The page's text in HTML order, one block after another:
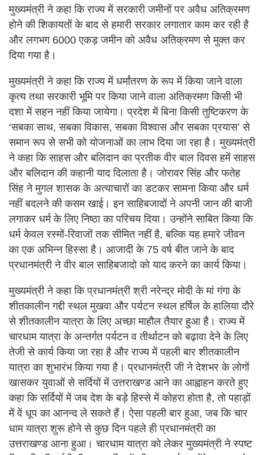
मुख्यमंत्री ने कहा कि राज्य में सरकारी जमीनों पर अवैध अतिक्रमण
होने की शिकायतों के बाद से हमारी सरकार लगातार काम कर रही है
और लगभग 6000 एकड़ जमीन को अवैध अतिक्रमण से मुक्त कर
दिया गया है।
मुख्यमंत्री ने कहा कि राज्य में धर्मांतरण के रूप में किया जाने वाला
कृत्य तथा सरकारी भूमि पर किया जाने वाला अतिक्रमण किसी भी
दशा में सहन नहीं किया जायेगा। प्रदेश में बिना किसी तुष्टिकरण के
‘सबका साथ, सबका विकास, सबका विश्वास और सबका प्रयास’ से
समान रूप से सभी को योजनाओं का लाभ दिया जा रहा है। मुख्यमंत्री
ने कहा कि साहस और बलिदान का प्रतीक वीर बाल दिवस हमें साहस
और बलिदान की कहानी याद दिलाता है। जोरावर सिंह और फतेह
सिंह ने मुगल शासक के अत्याचारों का डटकर सामना किया और धर्म
नहीं बदलने की कसम खाई। इन साहिबजादों ने अपनी जान की बाजी
लगाकर धर्म के लिए निष्ठा का परिचय दिया। उन्होंने साबित किया कि
धर्म केवल रस्मों-रिवाजों तक सीमित नहीं है, बल्कि यह हमारे जीवन
का एक अभिन्न हिस्सा है। आजादी के 75 वर्ष बीत जाने के बाद
प्रधानमंत्री ने वीर बाल साहिबजादो को याद करने का कार्य किया।
मुख्यमंत्री ने कहा कि प्रधानमंत्री श्री नरेन्द्र मोदी के मां गंगा के
शीतकालीन गद्दी स्थल मुखवा और पर्यटन स्थल हर्षिल के हालिया दौरे
से शीतकालीन यात्रा के लिए अच्छा माहौल तैयार हुआ है। राज्य में
चारधाम यात्रा के अन्तर्गत पर्यटन व तीर्थाटन को बढ़ावा देने के लिए
तेजी से कार्य किया जा रहा है और राज्य में पहली बार शीतकालीन
यात्रा का शुभारंभ किया गया है। प्रधानमंत्री जी ने देशभर के लोगों
खासकर युवाओं से सर्दियों में उत्तराखण्ड आने का आह्वाहन करते हुए
कहा कि सर्दियों में जब देश के बड़े हिस्से में कोहरा होता है, तो पहाड़ों
में वें धूप का आनन्द ले सकते हैं। ऐसा पहली बार हुआ, जब कि चार
धाम यात्रा शुरू होने से कुछ दिन पहले ही प्रधानमंत्री का
उत्तराखण्ड आना हुआ। चारधाम यात्रा को लेकर मुख्यमंत्री ने स्पष्ट